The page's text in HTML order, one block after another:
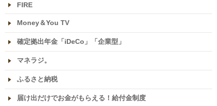
FIRE
Money＆You TV
確定拠出年金「iDeCo」「企業型」
マネラジ。
ふるさと納税
届け出だけでお金がもらえる！給付金制度